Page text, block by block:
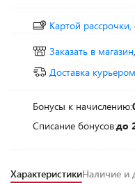
Картой рассрочки,
Заказать в магазин
Доставка курьером
Бонусы к начислению:
Списание бонусов:до
ХарактеристикиНаличие и